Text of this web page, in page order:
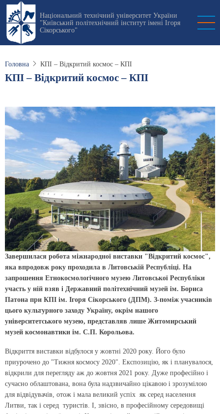
Перейти
основного
вмісту
Національний технічний університет України
"Київський політехнічний інститут імені Ігоря
Сікорського"
Головна КПІ – Відкритий космос – КПІ
КПІ – Відкритий космос – КПІ
Завершилася робота міжнародної виставки "Відкритий космос",
яка впродовж року проходила в Литовській Республіці. На
запрошення Етнокосмологічного музею Литовської Республіки
участь у ній взяв і Державний політехнічний музей ім. Бориса
Патона при КПI iм. Iгоря Сiкорського (ДПМ). З-поміж учасників
цього культурного заходу Україну, окрім нашого
університетського музею, представляв лише Житомирський
музей космонавтики ім. С.П. Корольова.
Відкриття виставки відбулося у жовтні 2020 року. Його було
приурочено до "Тижня космосу 2020". Експозицію, як і планувалося,
відкрили для перегляду аж до жовтня 2021 року. Дуже професійно і
сучасно облаштована, вона була надзвичайно цікавою і зрозумілою
для відвідувачів, отож і мала великий успіх як серед населення
Литви, так і серед туристів. І, звісно, в професійному середовищі